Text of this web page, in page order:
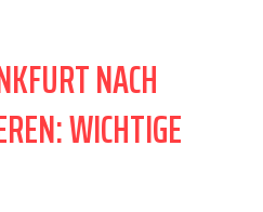
NACH
WICHTIGE